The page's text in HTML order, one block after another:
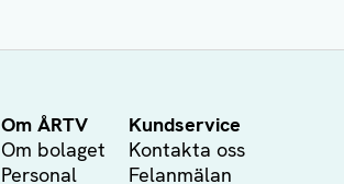
Om ÅRTV
Om bolaget
Personal
Kundservice
Kontakta oss
Felanmälan